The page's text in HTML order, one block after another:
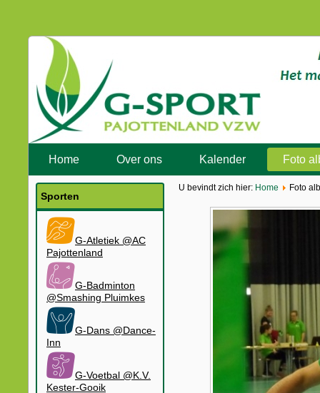
Home Over ons Kalender Foto
Sporten
G-Atletiek @AC
Pajottenland
G-Badminton
@Smashing Pluimkes
G-Dans @Dance-
Inn
G-Voetbal @K.V.
Kester-Gooik
U bevindt zich hier: Home Foto